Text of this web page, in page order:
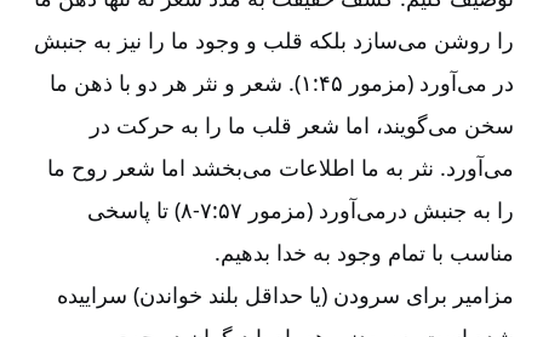
را روشن می‌‌سازد بلکه قلب و وجود ما را نیز به جنبش
در می‌‌آورد (مزمور ۴۵:‏۱). شعر و نثر هر دو با ذهن ما
سخن می‌‌گویند، اما شعر قلب ما را به حرکت در
می‌‌آورد. نثر به ما اطلاعات می‌‌بخشد اما شعر روح ما
را به جنبش درمی‌‌آورد (مزمور ۵۷:‏۷-‏‏‏‏‏۸) تا پاسخی
مناسب با تمام وجود به خدا بدهیم.
مزامیر برای سرودن (یا حداقل بلند خواندن) سراییده